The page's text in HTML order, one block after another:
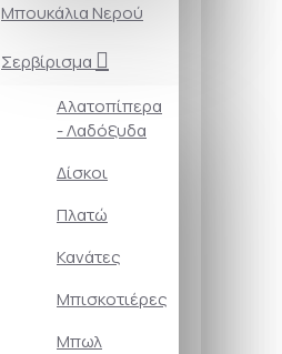
Μπουκάλια Νερού
Σερβίρισμα
Αλατοπίπερα
- Λαδόξυδα
Δίσκοι
Πλατώ
Κανάτες
Μπισκοτιέρες
Μπωλ